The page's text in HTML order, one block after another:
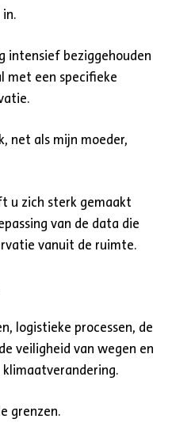
intensief beziggehouden
met een specifieke
net als mijn moeder,
u zich sterk gemaakt
van de data die
vanuit de ruimte.
logistieke processen, de
veiligheid van wegen en
grenzen.